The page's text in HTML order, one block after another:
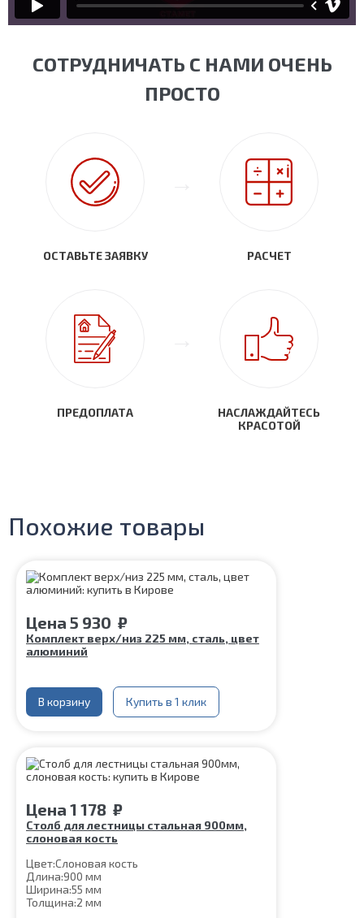
СОТРУДНИЧАТЬ С НАМИ ОЧЕНЬ
ПРОСТО
ОСТАВЬТЕ ЗАЯВКУ РАСЧЕТ
ПРЕДОПЛАТА
НАСЛАЖДАЙТЕСЬ
КРАСОТОЙ
Похожие товары
Цена 5 930 ₽
Комплект верх/низ 225 мм, сталь, цвет
алюминий
В корзину Купить в 1 клик
Цена 1 178 ₽
Столб для лестницы стальная 900мм,
слоновая кость
Цвет:Слоновая кость
Длина:900 мм
Ширина:55 мм
Толщина:2 мм